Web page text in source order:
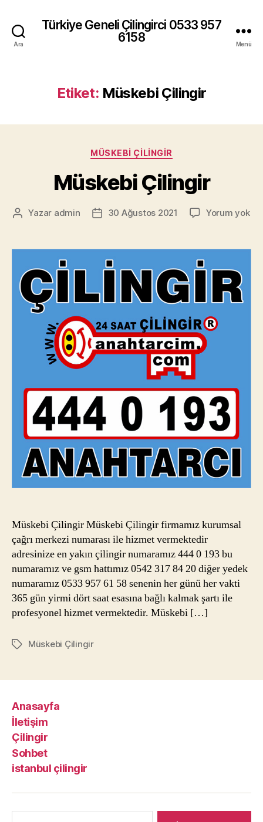
Ara
Türkiye Geneli Çilingirci 0533 957
6158
Menü
Etiket: Müskebi Çilingir
Kategoriler
MÜSKEBI ÇILINGIR
Müskebi Çilingir
Yazının
Yazar admin
Yazı30 Ağustos 2021 Yorum yok
Müskebi Çilingir Müskebi Çilingir firmamız kurumsal
çağrı merkezi numarası ile hizmet vermektedir
adresinize en yakın çilingir numaramız 444 0 193 bu
numaramız ve gsm hattımız 0542 317 84 20 diğer yedek
numaramız 0533 957 61 58 senenin her günü her vakti
365 gün yirmi dört saat esasına bağlı kalmak şartı ile
profesyonel hizmet vermektedir. Müskebi […]
EtiketlerMüskebi Çilingir
Anasayfa
İletişim
Çilingir
Sohbet
istanbul çilingir